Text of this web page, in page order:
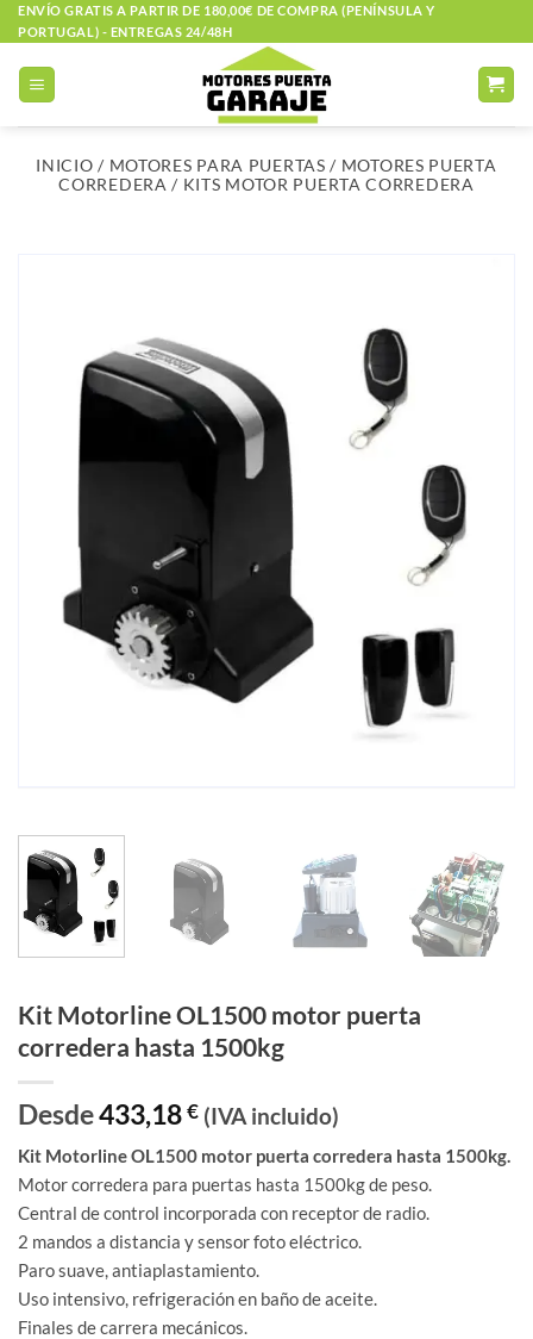
Saltar
al
contenido
ENVÍO GRATIS A PARTIR DE 180,00€ DE COMPRA (PENÍNSULA Y
PORTUGAL) - ENTREGAS 24/48H
INICIO / MOTORES PARA PUERTAS / MOTORES PUERTA
CORREDERA / KITS MOTOR PUERTA CORREDERA
Kit Motorline OL1500 motor puerta
corredera hasta 1500kg
Desde433,18€ (IVA incluido)
Kit Motorline OL1500 motor puerta corredera hasta 1500kg.
Motor corredera para puertas hasta 1500kg de peso.
Central de control incorporada con receptor de radio.
2 mandos a distancia y sensor foto eléctrico.
Paro suave, antiaplastamiento.
Uso intensivo, refrigeración en baño de aceite.
Finales de carrera mecánicos.